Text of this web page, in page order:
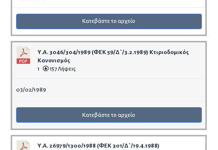
Κατεβάστε το αρχείο
Υ.Α. 3046/304/1989 (ΦΕΚ 59/Δ`/3.2.1989) Κτιριοδομικός
Κανονισμός
1 157 Λήψεις
03/02/1989
Κατεβάστε το αρχείο
Υ.Α. 26979/1300/1988 (ΦΕΚ 301/Δ`/19.4.1988)